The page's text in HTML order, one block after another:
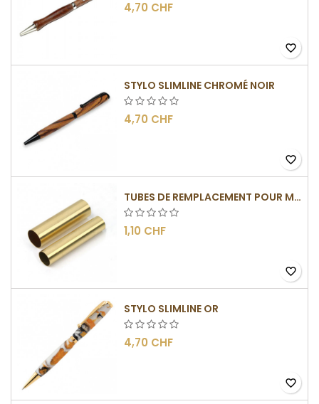
4,70 CHF
favorite_border
STYLO SLIMLINE CHROMÉ NOIR
4,70 CHF
favorite_border
TUBES DE REMPLACEMENT POUR MÉCANISMES SLIMLINE
1,10 CHF
favorite_border
STYLO SLIMLINE OR
4,70 CHF
favorite_border